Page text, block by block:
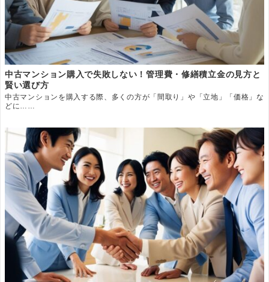
中古マンション購入で失敗しない！管理費・修繕積立金の見方と
賢い選び方
中古マンションを購入する際、多くの方が「間取り」や「立地」「価格」な
どに……